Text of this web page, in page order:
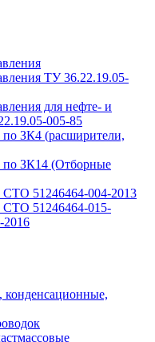
ТУ 36.22.19.05-
для нефте- и
005-85
по ЗК4 (расширители,
по ЗК14 (Отборные
СТО 51246464-004-2013
СТО 51246464-015-
2016
конденсационные,